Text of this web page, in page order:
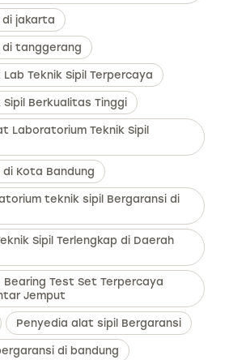
jakarta
tanggerang
Teknik Sipil Terpercaya
Berkualitas Tinggi
Laboratorium Teknik Sipil
di Kota Bandung
teknik sipil Bergaransi di
Sipil Terlengkap di Daerah
Test Set Terpercaya
Jemput
Penyedia alat sipil Bergaransi
di bandung